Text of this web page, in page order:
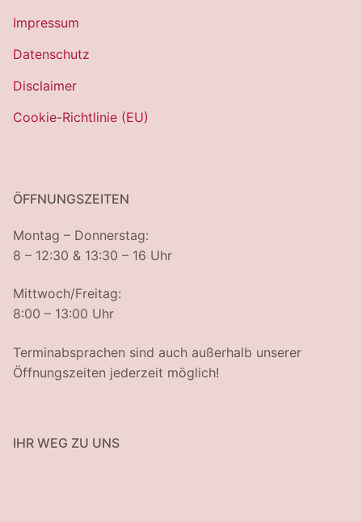
Impressum
Datenschutz
Disclaimer
Cookie-Richtlinie (EU)
ÖFFNUNGSZEITEN
Montag – Donnerstag:
8 – 12:30 & 13:30 – 16 Uhr
Mittwoch/Freitag:
8:00 – 13:00 Uhr
Terminabsprachen sind auch außerhalb unserer
Öffnungszeiten jederzeit möglich!
IHR WEG ZU UNS